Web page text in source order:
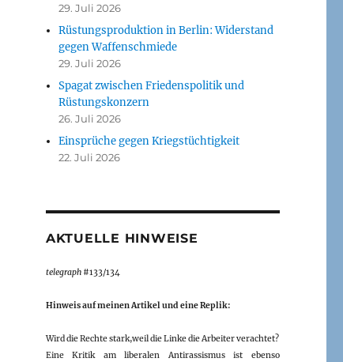
29. Juli 2026
Rüstungsproduktion in Berlin: Widerstand
gegen Waffenschmiede
29. Juli 2026
Spagat zwischen Friedenspolitik und
Rüstungskonzern
26. Juli 2026
Einsprüche gegen Kriegstüchtigkeit
22. Juli 2026
AKTUELLE HINWEISE
telegraph#133/134
Hinweis auf meinen Artikel und eine Replik:
Wird die Rechte stark,weil die Linke die Arbeiter verachtet?
Eine Kritik am liberalen Antirassismus ist ebenso